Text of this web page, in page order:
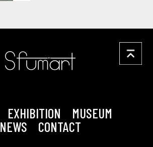
EXHIBITION
MUSEUM
NEWS
CONTACT